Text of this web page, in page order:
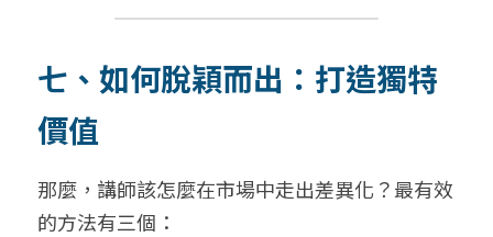
七、如何脫穎而出：打造獨特
價值
那麼，講師該怎麼在市場中走出差異化？最有效
的方法有三個：